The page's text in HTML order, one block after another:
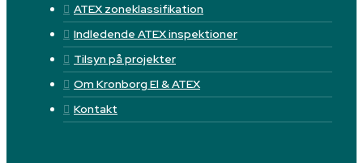
ATEX zoneklassifikation
Indledende ATEX inspektioner
Tilsyn på projekter
Om Kronborg El & ATEX
Kontakt